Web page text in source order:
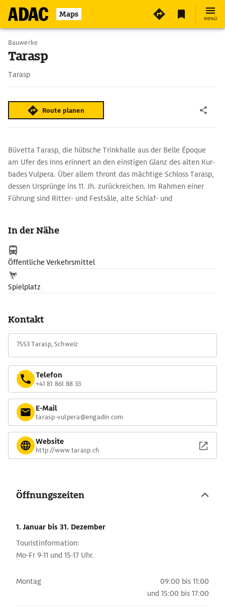
Maps MENÜ
Bauwerke
Tarasp
Tarasp
Route planen
Büvetta Tarasp, die hübsche Trinkhalle aus der Belle Époque
am Ufer des Inns erinnert an den einstigen Glanz des alten Kur­
bades Vulpera. Über allem thront das mächtige Schloss Tarasp,
dessen Ursprünge ins 11. Jh. zurückreichen. Im Rahmen einer
Führung sind Ritter- und Festsäle, alte Schlaf- und
In der Nähe
Öffentliche Verkehrsmittel
Spielplatz
Kontakt
7553 Tarasp, Schweiz
Telefon
+41 81 861 88 33
E-Mail
tarasp-vulpera@engadin.com
Website
http://www.tarasp.ch
Öffnungszeiten
1. Januar bis 31. Dezember
Touristinformation:
Mo-Fr 9-11 und 15-17 Uhr.
Montag
09:00 bis 11:00
und 15:00 bis 17:00